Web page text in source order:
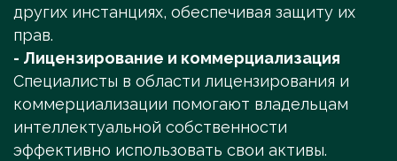
других инстанциях, обеспечивая защиту их
прав.
- Лицензирование и коммерциализация
Специалисты в области лицензирования и
коммерциализации помогают владельцам
интеллектуальной собственности
эффективно использовать свои активы.